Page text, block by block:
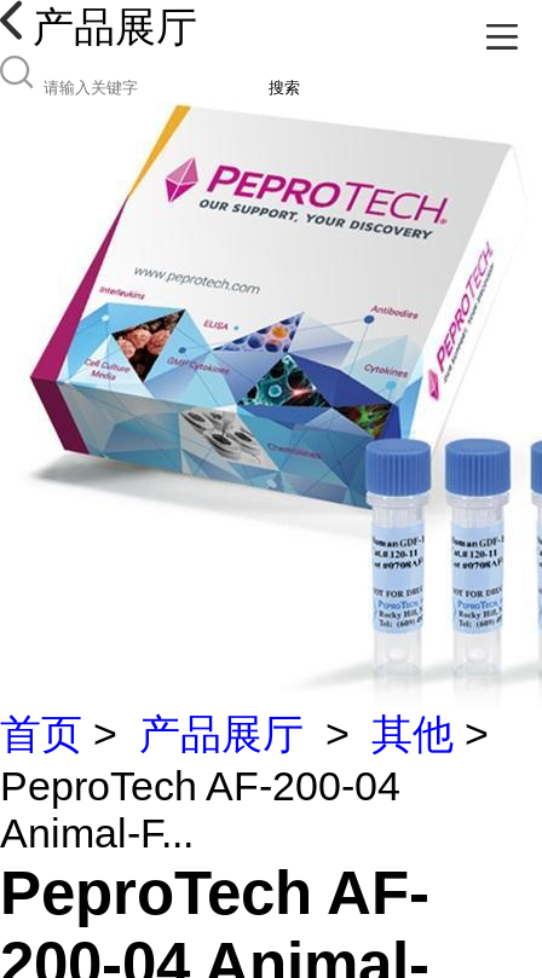
产品展厅
搜索
首页 > 产品展厅 > 其他 >
PeproTech AF-200-04
Animal-F...
PeproTech AF-
200-04 Animal-